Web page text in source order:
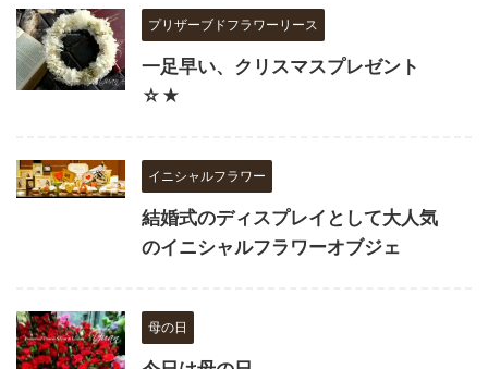
プリザーブドフラワーリース
一足早い、クリスマスプレゼント
☆★
イニシャルフラワー
結婚式のディスプレイとして大人気
のイニシャルフラワーオブジェ
母の日